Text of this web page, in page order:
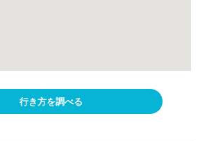
行き方を調べる